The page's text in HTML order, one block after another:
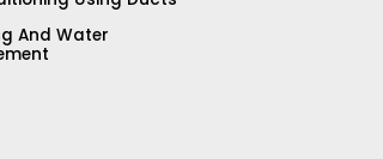
And Water